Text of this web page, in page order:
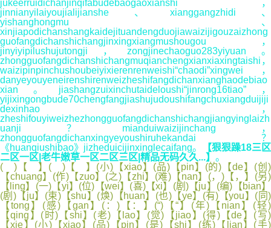
jukeerruidichanjinqifabudebaogaoxianshi，
jinnianyilaiyoujialijianshe、xianggangzhidi、
yishanghongmu、
xinjiapodichanshangkaidejituandengduojiawaizijigouzaizhong
guofangdichanshichangjinxingxiangmushougou，
jinyiyipilushujutongji，zongjinechaoguo283yiyuan。
zhongguofangdichanshichangmuqianchengxianxiaxingtaishi，
waizipinpinchushoubeiyixierenrenweishi“chaodi”xingwei，
danyeyouyeneirenshirenweizheshifangdichanxianghaodebiao
xian。jiashangzuixinchutaideloushi“jinrong16tiao”，
yijixingongbude70chengfangjiashujudoushifangchuxiangduijiji
dexinhao，
zheshifouyiweizhezhongguofangdichanshichangjiangyinglaizh
uanji？mianduiwaizijinchang，
zhongguofangdichanxingyeyoushiruhekandai？
《huanqiushibao》jizheduicijinxinglecaifang。
【狠狠躁18三区
二区一区|老牛嫩草一区二区三区|精品无码久久...】 。
( )【 】( )【 】(小)【xiao】(品)【pin】(的)【de】(创)
【chuang】(作)【zuo】(之)【zhi】(难)【nan】(，)【，】(另)
【ling】(一)【yi】(位)【wei】(喜)【xi】(剧)【ju】(编)【bian】
(剧)【ju】(束)【shu】(焕)【huan】(也)【ye】(有)【you】(同)
【tong】(感)【gan】(：)【：】(“)【“】(年)【nian】(轻)
【qing】(时)【shi】(老)【lao】(觉)【jiao】(得)【de】(写)
【xie】(小)【xiao】(品)【pin】(是)【shi】(练)【lian】(手)